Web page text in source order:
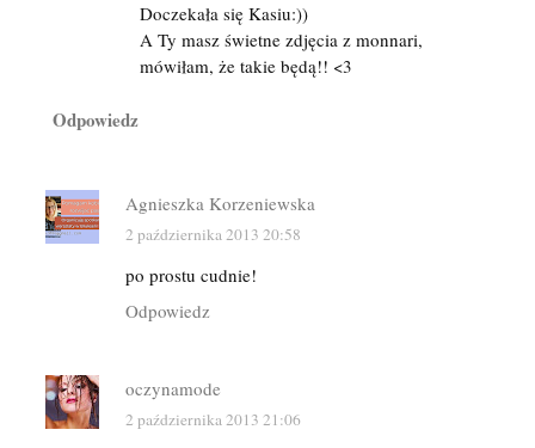
Doczekała się Kasiu:))
A Ty masz świetne zdjęcia z monnari,
mówiłam, że takie będą!! <3
Odpowiedz
Agnieszka Korzeniewska
2 października 2013 20:58
po prostu cudnie!
Odpowiedz
oczynamode
2 października 2013 21:06